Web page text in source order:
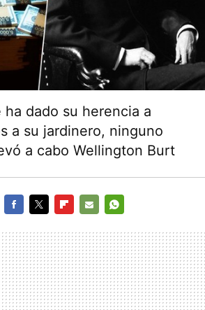
dado su herencia a
a su jardinero, ninguno
a cabo Wellington Burt
MAIL